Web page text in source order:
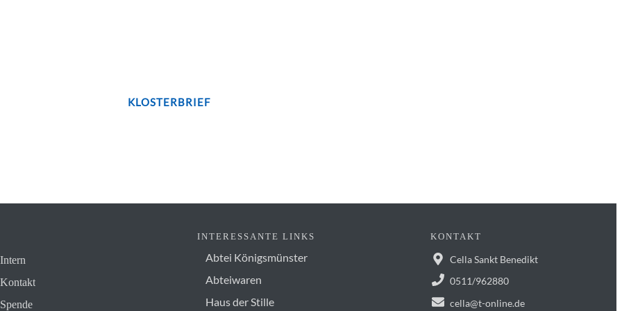
KLOSTERBRIEFBESTELLEN
Intern
Kontakt
Spende
INTERESSANTE LINKS
Abtei Königsmünster
Abteiwaren
Haus der Stille
KONTAKT
Cella Sankt Benedikt
0511/962880
cella@t-online.de